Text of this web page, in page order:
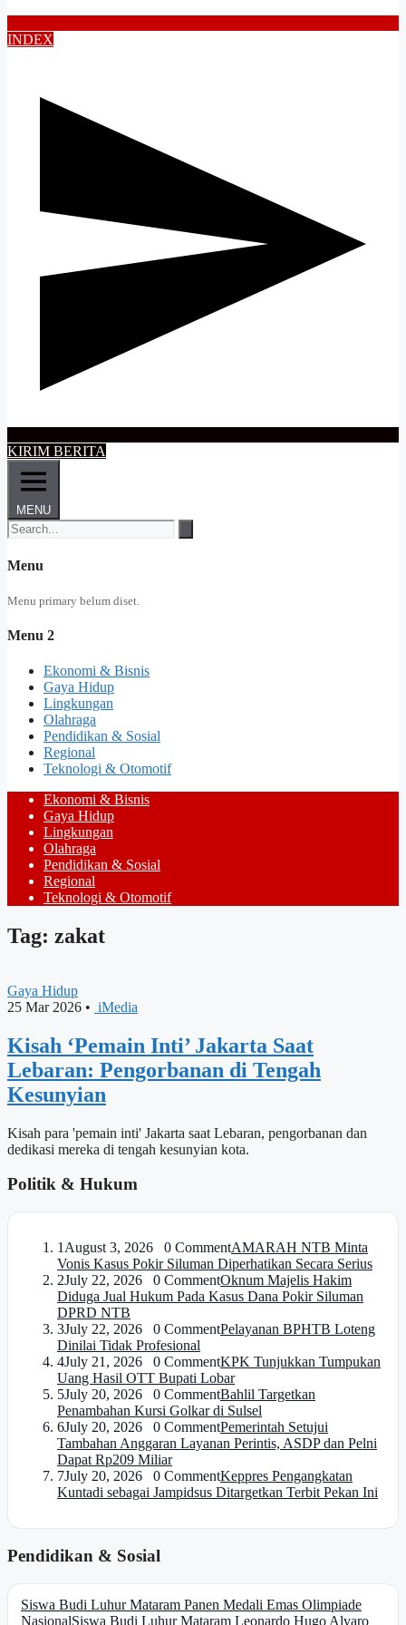
INDEX
KIRIM BERITA
MENU
Menu
Menu primary belum diset.
Menu 2
Ekonomi & Bisnis
Gaya Hidup
Lingkungan
Olahraga
Pendidikan & Sosial
Regional
Teknologi & Otomotif
Ekonomi & Bisnis
Gaya Hidup
Lingkungan
Olahraga
Pendidikan & Sosial
Regional
Teknologi & Otomotif
Tag: zakat
Gaya Hidup
25 Mar 2026 • iMedia
Kisah ‘Pemain Inti’ Jakarta Saat
Lebaran: Pengorbanan di Tengah
Kesunyian
Kisah para 'pemain inti' Jakarta saat Lebaran, pengorbanan dan
dedikasi mereka di tengah kesunyian kota.
Politik & Hukum
1 August 3, 2026 0 CommentAMARAH NTB Minta
Vonis Kasus Pokir Siluman Diperhatikan Secara Serius
2July 22, 2026 0 CommentOknum Majelis Hakim
Diduga Jual Hukum Pada Kasus Dana Pokir Siluman
DPRD NTB
3July 22, 2026 0 CommentPelayanan BPHTB Loteng
Dinilai Tidak Profesional
4July 21, 2026 0 CommentKPK Tunjukkan Tumpukan
Uang Hasil OTT Bupati Lobar
5July 20, 2026 0 CommentBahlil Targetkan
Penambahan Kursi Golkar di Sulsel
6July 20, 2026 0 CommentPemerintah Setujui
Tambahan Anggaran Layanan Perintis, ASDP dan Pelni
Dapat Rp209 Miliar
7July 20, 2026 0 CommentKeppres Pengangkatan
Kuntadi sebagai Jampidsus Ditargetkan Terbit Pekan Ini
Pendidikan & Sosial
Siswa Budi Luhur Mataram Panen Medali Emas Olimpiade
NasionalSiswa Budi Luhur Mataram Leonardo Hugo Alvaro